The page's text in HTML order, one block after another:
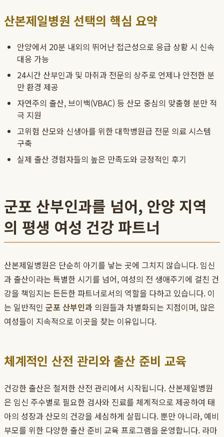
산본제일병원 선택의 핵심 요약
안양에서 20분 내외의 뛰어난 접근성으로 응급 상황 시 신속
대응 가능
24시간 산부인과 및 마취과 전문의 상주로 언제나 안전한 분
만 환경 제공
자연주의 출산, 브이백(VBAC) 등 산모 중심의 맞춤형 분만 적
극 지원
고위험 산모와 신생아를 위한 대학병원급 전문 의료 시스템
구축
실제 출산 경험자들의 높은 만족도와 긍정적인 후기
군포 산부인과를 넘어, 안양 지역
의 평생 여성 건강 파트너
산본제일병원은 단순히 아기를 낳는 곳에 그치지 않습니다. 임신
과 출산이라는 특별한 시기를 넘어, 여성의 전 생애주기에 걸친 건
강을 책임지는 든든한 파트너로서의 역할을 다하고 있습니다. 이
는 일반적인 군포 산부인과 의원들과 차별화되는 지점이며, 많은
여성들이 지속적으로 이곳을 찾는 이유입니다.
체계적인 산전 관리와 출산 준비 교육
건강한 출산은 철저한 산전 관리에서 시작됩니다. 산본제일병원
은 임신 주수별로 필요한 검사와 진료를 체계적으로 제공하여 태
아의 성장과 산모의 건강을 세심하게 살핍니다. 뿐만 아니라, 예비
부모를 위한 다양한 출산 준비 교육 프로그램을 운영합니다. 라마